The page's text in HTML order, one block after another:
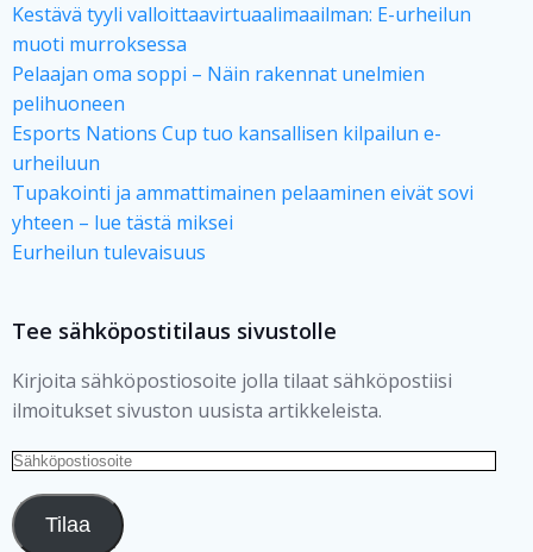
Kestävä tyyli valloittaavirtuaalimaailman: E-urheilun
muoti murroksessa
Pelaajan oma soppi – Näin rakennat unelmien
pelihuoneen
Esports Nations Cup tuo kansallisen kilpailun e-
urheiluun
Tupakointi ja ammattimainen pelaaminen eivät sovi
yhteen – lue tästä miksei
Eurheilun tulevaisuus
Tee sähköpostitilaus sivustolle
Kirjoita sähköpostiosoite jolla tilaat sähköpostiisi
ilmoitukset sivuston uusista artikkeleista.
Sähköpostiosoite
Tilaa